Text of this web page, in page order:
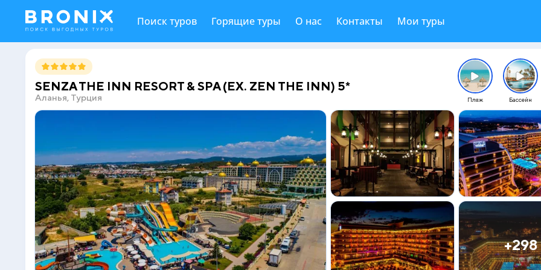
Поиск туров Горящие туры О нас Контакты Мои туры
SENZA THE INN RESORT & SPA (EX. ZEN THE INN) 5*
Аланья, Турция Пляж Бассейн
+298